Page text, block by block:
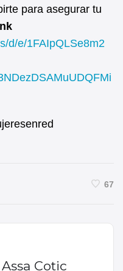
para asegurar tu
d/e/1FAIpQLSe8m2
67
Cotic